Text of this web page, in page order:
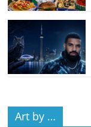
Art by …